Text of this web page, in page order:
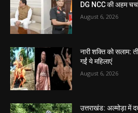
DG NCC की अहम
August 6, 2026
नारी शक्ति को सलाम:
गईं ये महिलाएं
August 6, 2026
उत्तराखंड: अल्मोड़ा में